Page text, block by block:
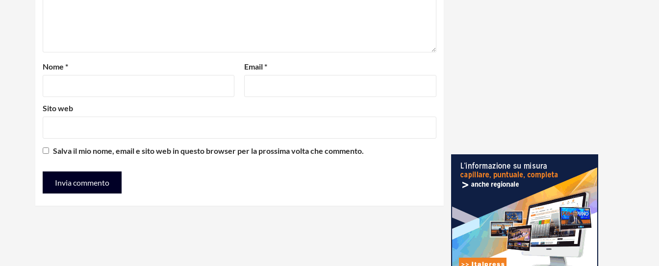
Nome * Email*
Sito web
Salva il mio nome, email e sito web in questo browser per la prossima volta che commento.